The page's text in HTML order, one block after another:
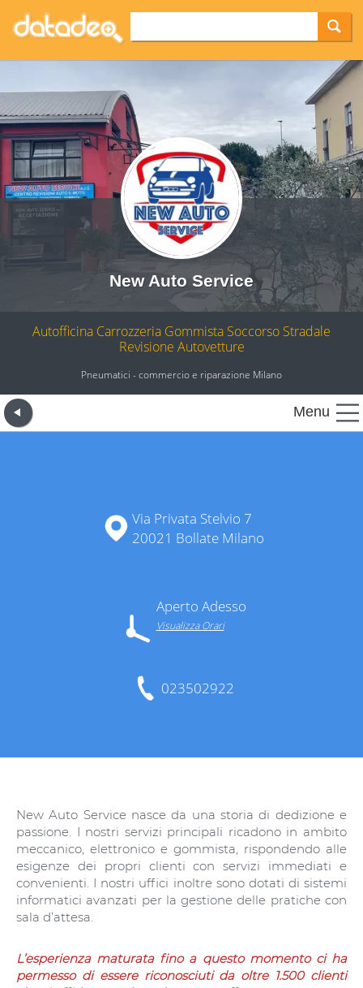
New Auto Service
Autofficina Carrozzeria Gommista Soccorso Stradale
Revisione Autovetture
Pneumatici - commercio e riparazione Milano
Menu
Via Privata Stelvio 7
20021 Bollate Milano
Aperto Adesso
Visualizza Orari
023502922
New Auto Service nasce da una storia di dedizione e
passione. I nostri servizi principali ricadono in ambito
meccanico, elettronico e gommista, rispondendo alle
esigenze dei propri clienti con servizi immediati e
convenienti. I nostri uffici inoltre sono dotati di sistemi
informatici avanzati per la gestione delle pratiche con
sala d’attesa.
L’esperienza maturata fino a questo momento ci ha
permesso di essere riconosciuti da oltre 1.500 clienti